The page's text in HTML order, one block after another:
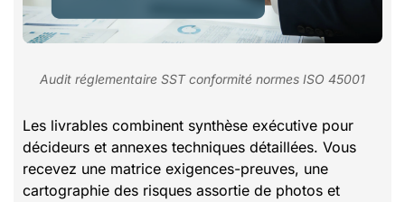
Audit réglementaire SST conformité normes ISO 45001
Les livrables combinent synthèse exécutive pour
décideurs et annexes techniques détaillées. Vous
recevez une matrice exigences-preuves, une
cartographie des risques assortie de photos et